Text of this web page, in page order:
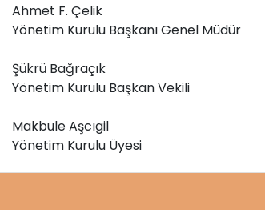
Ahmet F. Çelik
Yönetim Kurulu Başkanı Genel Müdür
Şükrü Bağraçık
Yönetim Kurulu Başkan Vekili
Makbule Aşcıgil
Yönetim Kurulu Üyesi